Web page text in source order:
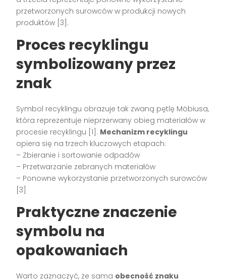
przetworzonych surowców w produkcji nowych
produktów [3].
Proces recyklingu
symbolizowany przez
znak
Symbol recyklingu obrazuje tak zwaną pętlę Möbiusa,
która reprezentuje nieprzerwany obieg materiałów w
procesie recyklingu [1]. Mechanizm recyklingu
opiera się na trzech kluczowych etapach:
– Zbieranie i sortowanie odpadów
– Przetwarzanie zebranych materiałów
– Ponowne wykorzystanie przetworzonych surowców
[3]
Praktyczne znaczenie
symbolu na
opakowaniach
Warto zaznaczyć, że sama obecność znaku